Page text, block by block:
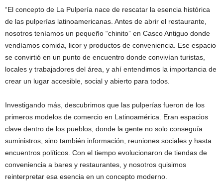
“El concepto de La Pulpería nace de rescatar la esencia histórica
de las pulperías latinoamericanas. Antes de abrir el restaurante,
nosotros teníamos un pequeño “chinito” en Casco Antiguo donde
vendíamos comida, licor y productos de conveniencia. Ese espacio
se convirtió en un punto de encuentro donde convivían turistas,
locales y trabajadores del área, y ahí entendimos la importancia de
crear un lugar accesible, social y abierto para todos.
Investigando más, descubrimos que las pulperías fueron de los
primeros modelos de comercio en Latinoamérica. Eran espacios
clave dentro de los pueblos, donde la gente no solo conseguía
suministros, sino también información, reuniones sociales y hasta
encuentros políticos. Con el tiempo evolucionaron de tiendas de
conveniencia a bares y restaurantes, y nosotros quisimos
reinterpretar esa esencia en un concepto moderno.